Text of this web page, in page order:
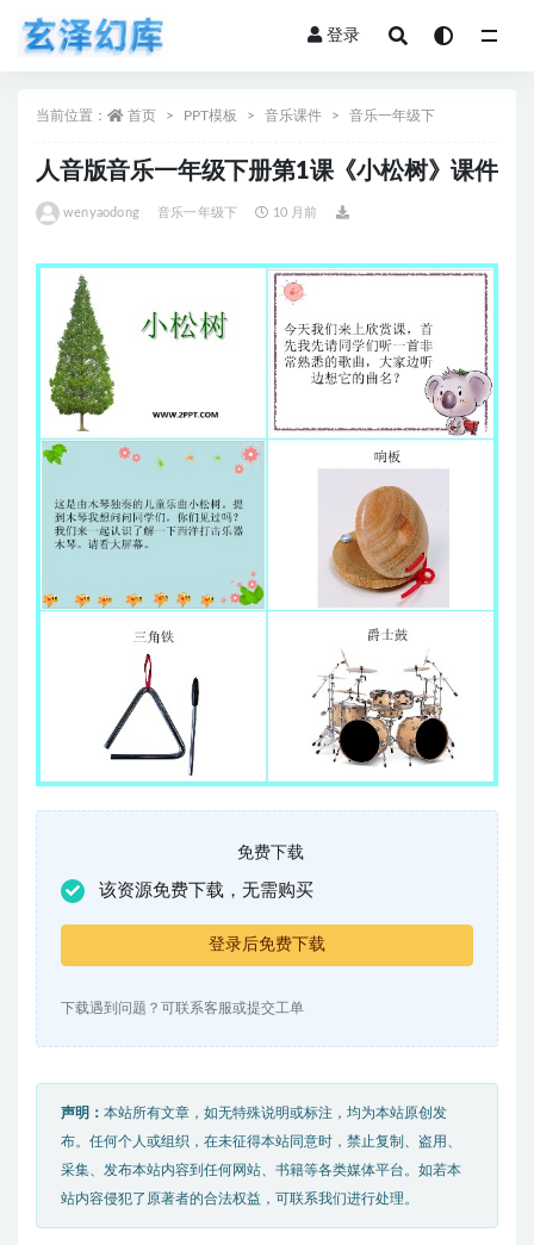
登录
当前位置： 首页 PPT模板 音乐课件 音乐一年级下
人音版音乐一年级下册第1课《小松树》课件
wenyaodong 音乐一年级下 10 月前
免费下载
该资源免费下载，无需购买
登录后免费下载
下载遇到问题？可联系客服或提交工单
声明： 本站所有文章，如无特殊说明或标注，均为本站原创发
布。任何个人或组织，在未征得本站同意时，禁止复制、盗用、
采集、发布本站内容到任何网站、书籍等各类媒体平台。如若本
站内容侵犯了原著者的合法权益，可联系我们进行处理。